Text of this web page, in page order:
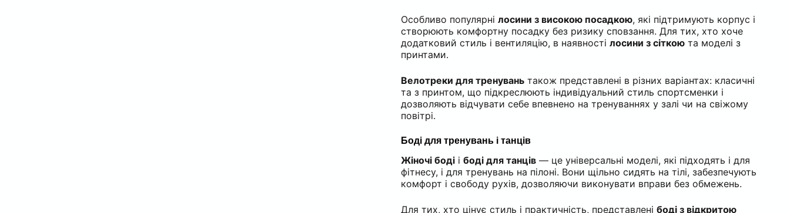
Особливо популярні лосини з високою посадкою, які підтримують корпус і
створюють комфортну посадку без ризику сповзання. Для тих, хто хоче
додатковий стиль і вентиляцію, в наявності лосини з сіткою та моделі з
принтами.
Велотреки для тренувань також представлені в різних варіантах: класичні
та з принтом, що підкреслюють індивідуальний стиль спортсменки і
дозволяють відчувати себе впевнено на тренуваннях у залі чи на свіжому
повітрі.
Боді для тренувань і танців
Жіночі боді і боді для танців — це універсальні моделі, які підходять і для
фітнесу, і для тренувань на пілоні. Вони щільно сидять на тілі, забезпечують
комфорт і свободу рухів, дозволяючи виконувати вправи без обмежень.
Для тих, хто цінує стиль і практичність, представлені боді з відкритою